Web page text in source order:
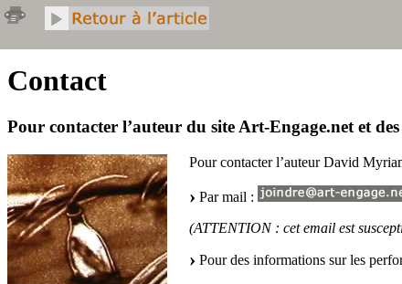
Contact
Pour contacter l’auteur du site Art-Engage.net et des
Pour contacter l’auteur David
Par mail :
(ATTENTION : cet email est
Pour des informations sur les